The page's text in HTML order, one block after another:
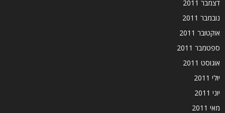
דצמבר 2011
נובמבר 2011
אוקטובר 2011
ספטמבר 2011
אוגוסט 2011
יולי 2011
יוני 2011
מאי 2011